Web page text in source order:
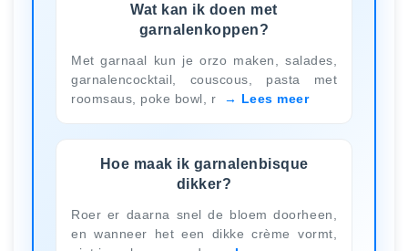
Wat kan ik doen met
garnalenkoppen?
Met garnaal kun je orzo maken, salades,
garnalencocktail, couscous, pasta met
roomsaus, poke bowl, r
Lees meer
Hoe maak ik garnalenbisque
dikker?
Roer er daarna snel de bloem doorheen,
en wanneer het een dikke crème vormt,